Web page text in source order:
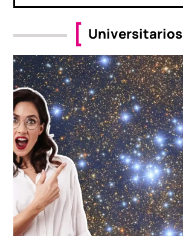
Universitarios